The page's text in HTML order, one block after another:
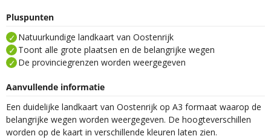
Pluspunten
Natuurkundige landkaart van Oostenrijk
Toont alle grote plaatsen en de belangrijke wegen
De provinciegrenzen worden weergegeven
Aanvullende informatie
Een duidelijke landkaart van Oostenrijk op A3 formaat waarop de
belangrijke wegen worden weergegeven. De hoogteverschillen
worden op de kaart in verschillende kleuren laten zien.